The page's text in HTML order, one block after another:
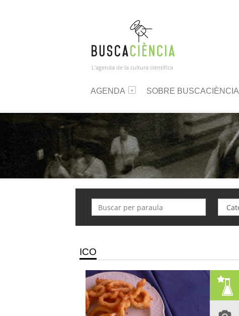
L’agenda de la cultura científica
AGENDA SOBRE BUSCACIÈNCIA
ICO